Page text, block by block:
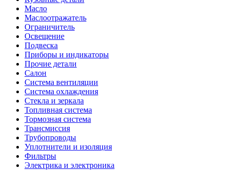
Масло
Маслоотражатель
Ограничитель
Освещение
Подвеска
Приборы и индикаторы
Прочие детали
Салон
Система вентиляции
Система охлаждения
Стекла и зеркала
Топливная система
Тормозная система
Трансмиссия
Трубопроводы
Уплотнители и изоляция
Фильтры
Электрика и электроника